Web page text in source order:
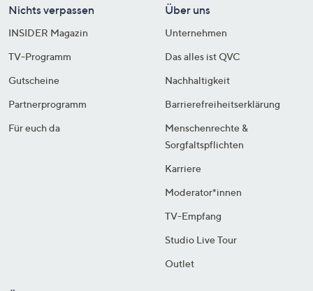
Nichts verpassen
INSIDER Magazin
TV-Programm
Gutscheine
Partnerprogramm
Für euch da
Über uns
Unternehmen
Das alles ist QVC
Nachhaltigkeit
Barrierefreiheitserklärung
Menschenrechte &
Sorgfaltspflichten
Karriere
Moderator*innen
TV-Empfang
Studio Live Tour
Outlet